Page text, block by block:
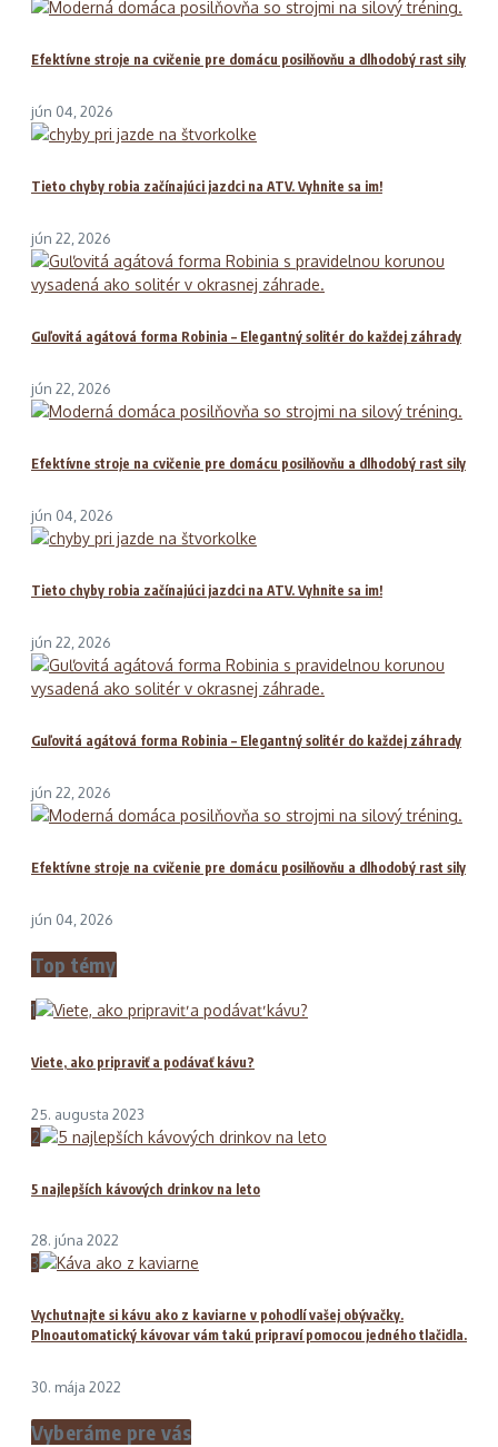
Efektívne stroje na cvičenie pre domácu posilňovňu a dlhodobý rast sily
jún 04, 2026
Tieto chyby robia začínajúci jazdci na ATV. Vyhnite sa im!
jún 22, 2026
Guľovitá agátová forma Robinia – Elegantný solitér do každej záhrady
jún 22, 2026
Efektívne stroje na cvičenie pre domácu posilňovňu a dlhodobý rast sily
jún 04, 2026
Tieto chyby robia začínajúci jazdci na ATV. Vyhnite sa im!
jún 22, 2026
Guľovitá agátová forma Robinia – Elegantný solitér do každej záhrady
jún 22, 2026
Efektívne stroje na cvičenie pre domácu posilňovňu a dlhodobý rast sily
jún 04, 2026
Top témy
1
Viete, ako pripraviť a podávať kávu?
25. augusta 2023
2
5 najlepších kávových drinkov na leto
28. júna 2022
3
Vychutnajte si kávu ako z kaviarne v pohodlí vašej obývačky.
Plnoautomatický kávovar vám takú pripraví pomocou jedného tlačidla.
30. mája 2022
Vyberáme pre vás